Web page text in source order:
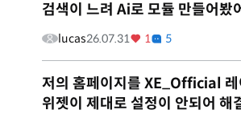
검색이 느려 Ai로 모듈 만들어봤
lucas26.07.31 1 5
저의 홈페이지를 XE_Official 레
위젯이 제대로 설정이 안되어 해